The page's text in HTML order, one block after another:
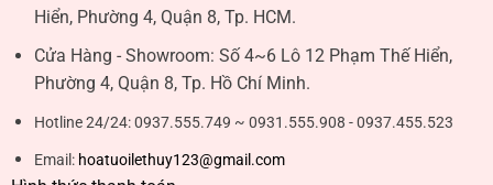
Hiển, Phường 4, Quận 8, Tp. HCM.
Cửa Hàng - Showroom: Số 4~6 Lô 12 Phạm Thế Hiển,
Phường 4, Quận 8, Tp. Hồ Chí Minh.
Hotline 24/24:0937.555.749 ~ 0931.555.908 - 0937.455.523
Email: hoatuoilethuy123@gmail.com